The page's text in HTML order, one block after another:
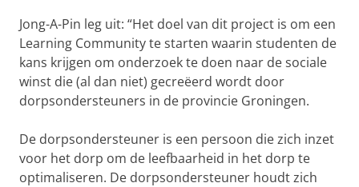
Jong-A-Pin leg uit: “Het doel van dit project is om een
Learning Community te starten waarin studenten de
kans krijgen om onderzoek te doen naar de sociale
winst die (al dan niet) gecreëerd wordt door
dorpsondersteuners in de provincie Groningen.
De dorpsondersteuner is een persoon die zich inzet
voor het dorp om de leefbaarheid in het dorp te
optimaliseren. De dorpsondersteuner houdt zich